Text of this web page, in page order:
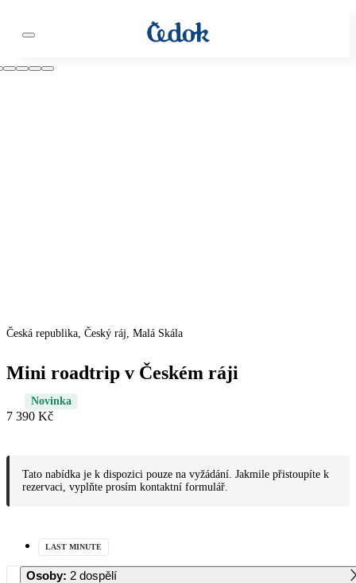
Česká republika, Český ráj, Malá Skála
Mini roadtrip v Českém ráji
Novinka
7 390 Kč
Tato nabídka je k dispozici pouze na vyžádání. Jakmile přistoupíte k
rezervaci, vyplňte prosím kontaktní formulář.
LAST MINUTE
Osoby: 2 dospělí